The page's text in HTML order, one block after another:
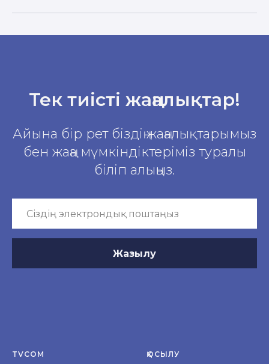
Тек тиісті жаңалықтар!
Айына бір рет біздің жаңалықтарымыз
бен жаңа мүмкіндіктеріміз туралы
біліп алыңыз.
Жазылу
TVCOM ҚОСЫЛУ